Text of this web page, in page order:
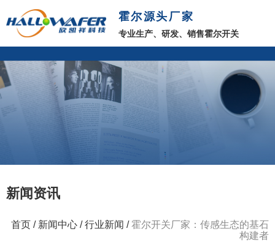
霍尔源头厂家
专业生产、研发、销售霍尔开关
新闻资讯
首页 / 新闻中心 /行业新闻 /霍尔开关厂家：传感生态的基石
构建者